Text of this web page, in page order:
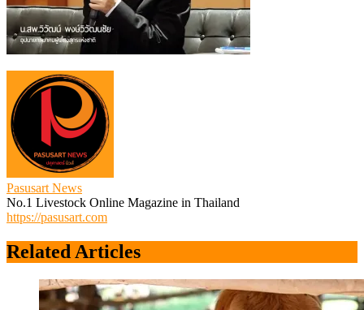
Pasusart News
No.1 Livestock Online Magazine in Thailand
https://pasusart.com
Related Articles